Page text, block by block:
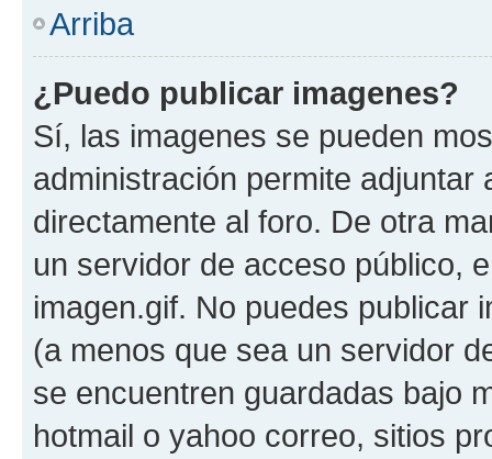
Arriba
¿Puedo publicar imagenes?
Sí, las imagenes se pueden
administración permite
directamente al foro. De otra
un servidor de acceso público,
imagen.gif. No puedes publicar
(a menos que sea un servidor
se encuentren guardadas bajo
hotmail o yahoo correo, sitios